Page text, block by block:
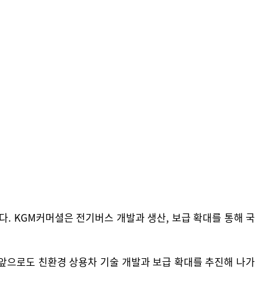
. KGM커머셜은 전기버스 개발과 생산, 보급 확대를 통해 국
로도 친환경 상용차 기술 개발과 보급 확대를 추진해 나가